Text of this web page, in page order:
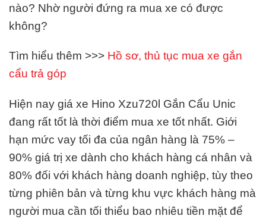
nào? Nhờ người đứng ra mua xe có được
không?
Tìm hiểu thêm >>> Hồ sơ, thủ tục mua xe gắn
cẩu trả góp
Hiện nay giá xe Hino Xzu720l Gắn Cẩu Unic
đang rất tốt là thời điểm mua xe tốt nhất. Giới
hạn mức vay tối đa của ngân hàng là 75% –
90% giá trị xe dành cho khách hàng cá nhân và
80% đối với khách hàng doanh nghiệp, tùy theo
từng phiên bản và từng khu vực khách hàng mà
người mua cần tối thiểu bao nhiêu tiền mặt để